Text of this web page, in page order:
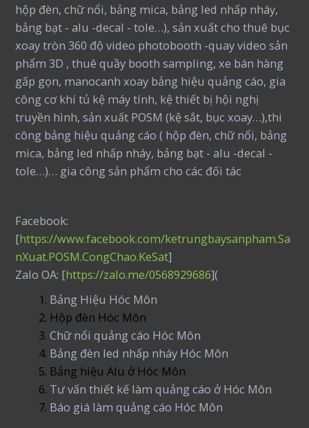
hộp đèn, chữ nổi, bảng mica, bảng led nhấp nháy,
bảng bạt - alu -decal - tole…), sản xuất cho thuê bục
xoay tròn 360 độ video photobooth -quay video sản
phẩm 3D , thuê quầy booth sampling, xe bán hàng
gấp gọn, manocanh xoay bảng hiệu quảng cáo, gia
công cơ khí tủ kệ máy tính, kệ thiết bị hội nghị
truyền hình, sản xuất POSM (kệ sắt, bục xoay…),thi
công bảng hiệu quảng cáo ( hộp đèn, chữ nổi, bảng
mica, bảng led nhấp nháy, bảng bạt - alu -decal -
tole…)… gia công sản phẩm cho các đối tác
Facebook:
[https://www.facebook.com/ketrungbaysanpham.Sa
nXuat.POSM.CongChao.KeSat]
Zalo OA: [https://zalo.me/0568929686](
Bảng Hiệu Hóc Môn
Hộp đèn Hóc Môn
Chữ nổi quảng cáo Hóc Môn
Bảng đèn led nhấp nháy Hóc Môn
Bảng hiệu Alu ở Hóc Môn
Tư vấn thiết kế làm quảng cáo ở Hóc Môn
Báo giá làm quảng cáo Hóc Môn